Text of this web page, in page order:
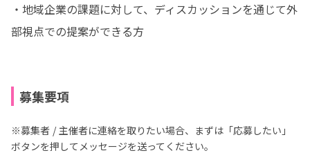
・地域企業の課題に対して、ディスカッションを通じて外
部視点での提案ができる方
募集要項
※募集者 / 主催者に連絡を取りたい場合、まずは「応募したい」
ボタンを押してメッセージを送ってください。